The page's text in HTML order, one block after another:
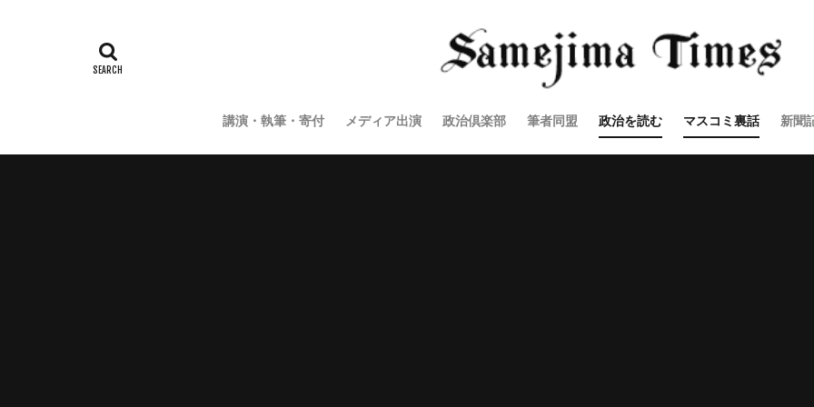
講演・執筆・寄付 メディア出演 政治倶楽部 筆者同盟 政治を読む マスコミ裏話 新聞